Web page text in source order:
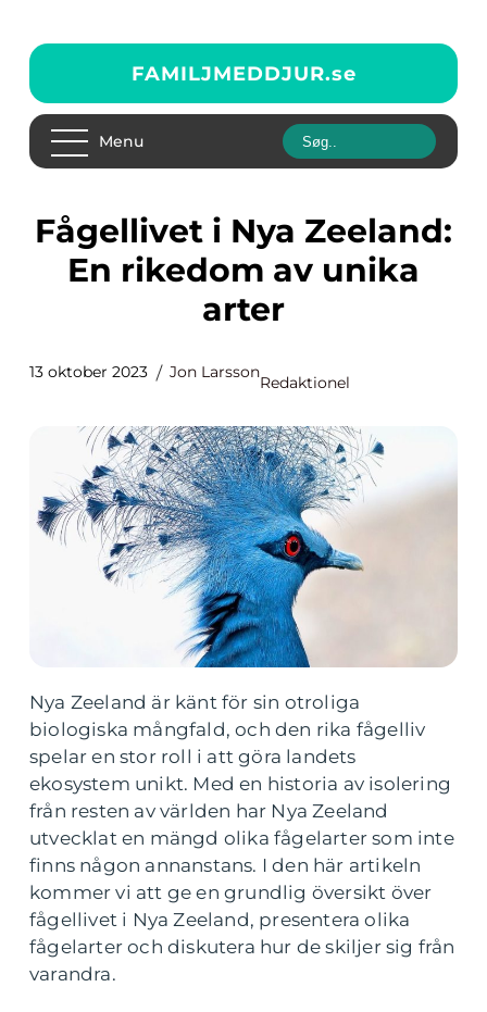
FAMILJMEDDJUR.se
Menu
Fågellivet i Nya Zeeland:
En rikedom av unika
arter
13 oktober 2023 Jon Larsson
Redaktionel
Nya Zeeland är känt för sin otroliga
biologiska mångfald, och den rika fågelliv
spelar en stor roll i att göra landets
ekosystem unikt. Med en historia av isolering
från resten av världen har Nya Zeeland
utvecklat en mängd olika fågelarter som inte
finns någon annanstans. I den här artikeln
kommer vi att ge en grundlig översikt över
fågellivet i Nya Zeeland, presentera olika
fågelarter och diskutera hur de skiljer sig från
varandra.